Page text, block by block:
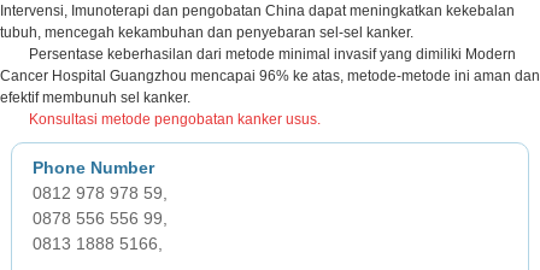
Intervensi, Imunoterapi dan pengobatan China dapat meningkatkan kekebalan
tubuh, mencegah kekambuhan dan penyebaran sel-sel kanker.
Persentase keberhasilan dari metode minimal invasif yang dimiliki Modern
Cancer Hospital Guangzhou mencapai 96% ke atas, metode-metode ini aman dan
efektif membunuh sel kanker.
Konsultasi metode pengobatan kanker usus.
0812 978 978 59,
0878 556 556 99,
0813 1888 5166,